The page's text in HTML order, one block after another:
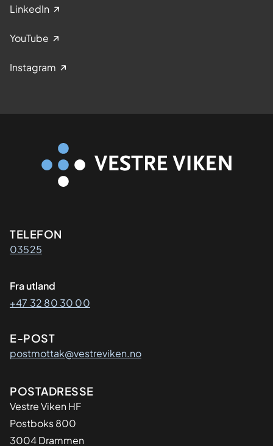
LinkedIn
YouTube
Instagram
Kontaktinformasjon
TELEFON
03525
Fra utland
+47 32 80 30 00
E-POST
postmottak@vestreviken.no
Adresse
POSTADRESSE
Vestre Viken HF
Postboks 800
3004 Drammen